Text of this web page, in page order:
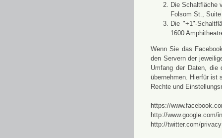
Die Schaltfläche
Folsom St.,
Die "+1"-
1600
Wenn Sie das
den Servern der
Umfang der Daten, die
übernehmen. Hierfür ist
Rechte und
https://
http://www.google.com/
http://twitter.com/privacy